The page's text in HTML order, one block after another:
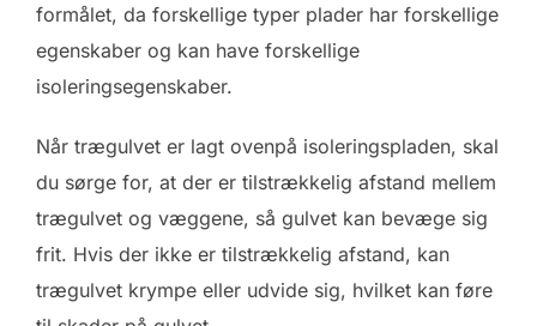
formålet, da forskellige typer plader har forskellige
egenskaber og kan have forskellige
isoleringsegenskaber.
Når trægulvet er lagt ovenpå isoleringspladen, skal
du sørge for, at der er tilstrækkelig afstand mellem
trægulvet og væggene, så gulvet kan bevæge sig
frit. Hvis der ikke er tilstrækkelig afstand, kan
trægulvet krympe eller udvide sig, hvilket kan føre